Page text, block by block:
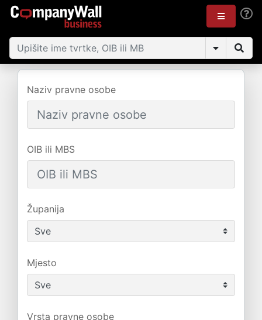
Naziv pravne osobe
OIB ili MBS
Županija
Mjesto
Vrsta pravne osobe